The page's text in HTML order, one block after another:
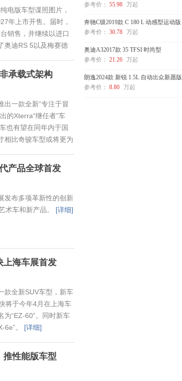
电版车型谍照图片，
年上市开售。届时，
销售，并继续以进口
奥迪RS 5以及梅赛德
承载式架构
一款全新“专注于冒
的Xterra“继任者”车
也有望在同年内于国
相比奇骏车型或将更为
产品全球首发
发布多项革新性的创新
术车和新产品。 [详细]
上海车展首发
款全新SUV车型，新车
将于今年4月在上海车
为“EZ-60”。同时新车
6e”。 [详细]
推性能版车型
参考价： 55.98 万起
奔驰C级2019款 C 180 L 动感型运动版
参考价： 30.78 万起
奥迪A32017款 35 TFSI 时尚型
参考价： 21.26 万起
朗逸2024款 新锐 1.5L 自动出众新愿版
参考价： 8.80 万起